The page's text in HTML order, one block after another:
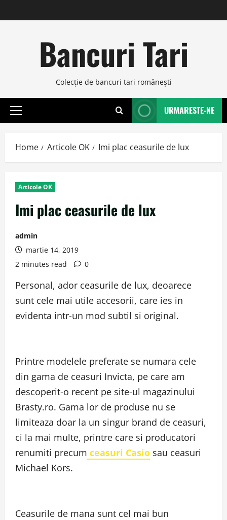
to
Bancuri Tari
Colecţie de bancuri tari româneşti
Primary
URMARESTE-NE
Home Articole OK Imi plac ceasurile de lux
Articole OK
Imi plac ceasurile de lux
admin
martie 14, 2019
2 minutes read
0
Personal, ador ceasurile de lux, deoarece
sunt cele mai utile accesorii, care ies in
evidenta intr-un mod subtil si original.
Printre modelele preferate se numara cele
din gama de ceasuri Invicta, pe care am
descoperit-o recent pe site-ul magazinului
Brasty.ro. Gama lor de produse nu se
limiteaza doar la un singur brand de ceasuri,
ci la mai multe, printre care si producatori
renumiti precum ceasuri Casio sau ceasuri
Michael Kors.
Ceasurile de mana sunt cel mai bun